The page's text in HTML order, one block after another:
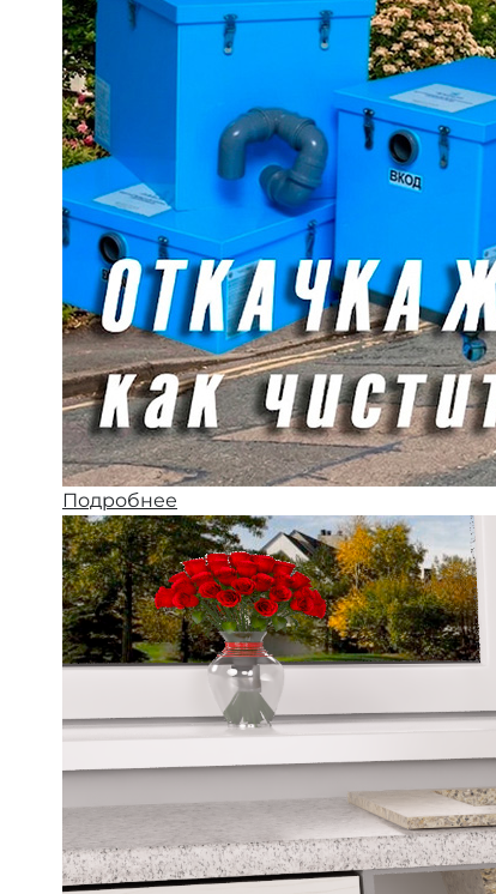
Подробнее